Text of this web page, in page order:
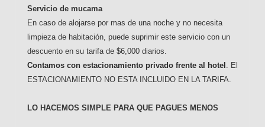
Servicio de mucama
En caso de alojarse por mas de una noche y no necesita
limpieza de habitación, puede suprimir este servicio con un
descuento en su tarifa de $6,000 diarios.
Contamos con estacionamiento privado frente al hotel . El
ESTACIONAMIENTO NO ESTA INCLUIDO EN LA TARIFA.
LO HACEMOS SIMPLE PARA QUE PAGUES MENOS